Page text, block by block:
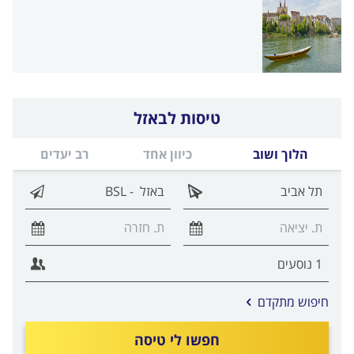
טיסות לבאזל
הלוך ושוב כיוון אחד רב יעדים
חפשו לי טיסה
חיפוש מתקדם אפשרויות
החיפוש
הנוספות